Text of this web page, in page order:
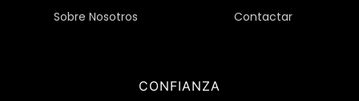
Sobre Nosotros
Contactar
CONFIANZA